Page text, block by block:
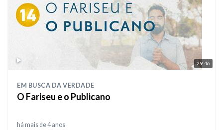
29:46
EM BUSCA DA VERDADE
O Fariseu e o Publicano
há mais de 4 anos